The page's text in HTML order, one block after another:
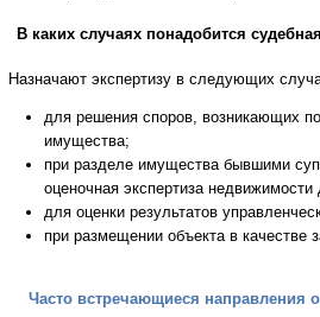
В каких случаях понадобится
Назначают экспертизу в следующих
для решения споров, возникающих
имущества;
при разделе имущества бывшими
оценочная экспертиза недвижимости
для оценки результатов
при размещении объекта в качестве
Часто встречающиеся направления